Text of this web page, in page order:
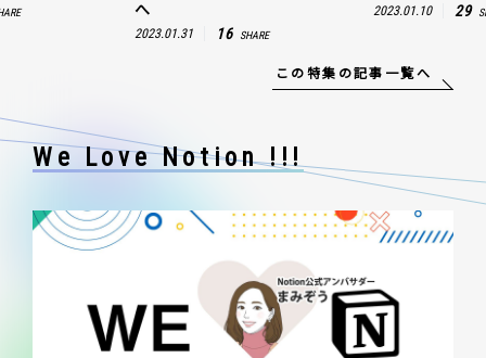
へ
2023.01.31 16 SHARE
2023.01.10 29
この特集の記事一覧へ
We Love Notion !!!